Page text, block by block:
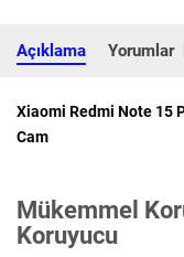
Açıklama Yorumlar
Xiaomi Redmi Note 15
Cam
Mükemmel
Koruyucu